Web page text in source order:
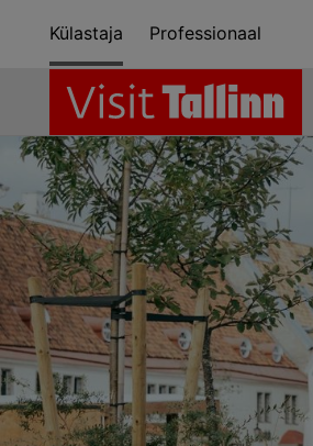
Külastaja Professionaal